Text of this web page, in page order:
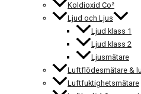
Koldioxid Co²
Ljud och Ljus
Ljud klass 1
Ljud klass 2
Ljusmätare
Luftflödesmätare &
Luftfuktighetsmätare